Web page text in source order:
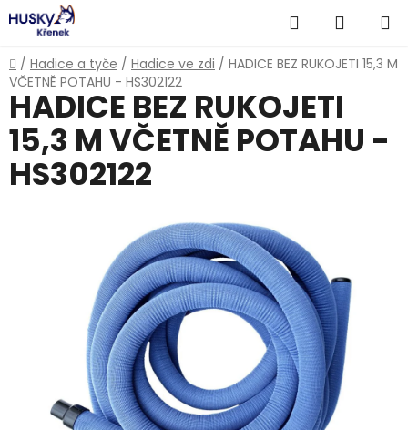
Přejít
na
obsah
Hledat
KOŠÍK
Domů
/ Hadice a tyče / Hadice ve zdi / HADICE BEZ RUKOJETI 15,3 M
VČETNĚ POTAHU - HS302122
HADICE BEZ RUKOJETI
15,3 M VČETNĚ POTAHU -
HS302122